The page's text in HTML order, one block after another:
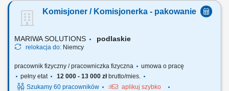
różnych produktów - wędliny, szynki, sałatki, sosy, majonezy, ketchupy,
przekąski, sery, jajka, ryby, mięsa, cebulki kwiatowe, stroiki, produkty
wegetariańskie, warzywa, przyprawy; Prace magazynowe, sortowanie,
Komisjoner / Komisjonerka - pakowanie
MARIWA SOLUTIONS podlaskie
relokacja do: Niemcy
pracownik fizyczny / pracowniczka fizyczna
umowa o pracę
pełny etat
12 000 - 13 000 złbrutto/mies.
Szukamy 60 pracowników
aplikuj szybko